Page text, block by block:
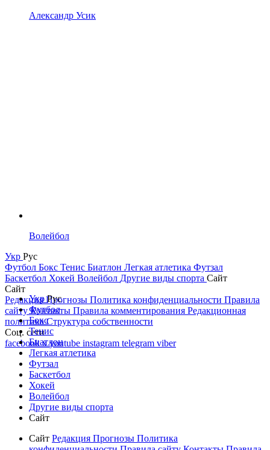
Александр Усик
Волейбол
Укр Рус
Футбол Бокс Тенис Биатлон Легкая атлетика Футзал
Баскетбол Хокей Волейбол Другие виды спорта Сайт
Сайт
РедакцияПрогнозы Политика конфиденциальности Правила
сайтуКонтакты Правила комментирования Редакционная
политикаСтруктура собственности
Соц. сети
facebookxyoutube instagram telegram viber
УкрРус
Футбол
Бокс
Тенис
Биатлон
Легкая атлетика
Футзал
Баскетбол
Хокей
Волейбол
Другие виды спорта
Сайт
Сайт Редакция Прогнозы Политика